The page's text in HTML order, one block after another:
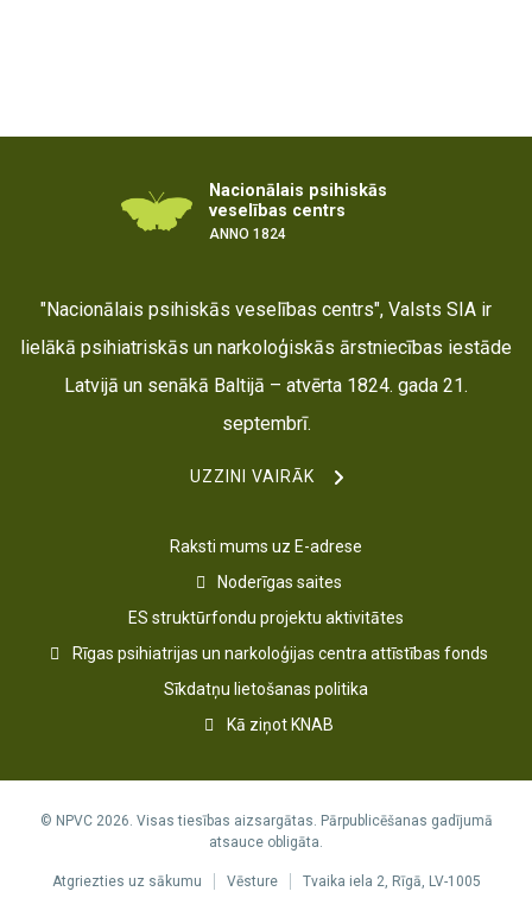
Nacionālais psihiskās
veselības centrs
ANNO 1824
"Nacionālais psihiskās veselības centrs", Valsts SIA ir
lielākā psihiatriskās un narkoloģiskās ārstniecības iestāde
Latvijā un senākā Baltijā – atvērta 1824. gada 21.
septembrī.
UZZINI VAIRĀK
Raksti mums uz E-adrese
Noderīgas saites
ES struktūrfondu projektu aktivitātes
Rīgas psihiatrijas un narkoloģijas centra attīstības fonds
Sīkdatņu lietošanas politika
Kā ziņot KNAB
© NPVC 2026. Visas tiesības aizsargātas. Pārpublicēšanas gadījumā
atsauce obligāta.
Atgriezties uz sākumu Vēsture Tvaika iela 2, Rīgā, LV-1005